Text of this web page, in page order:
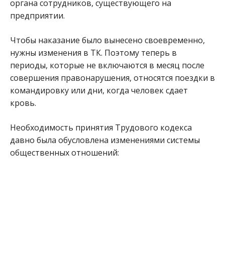
органа сотрудников, существующего на
предприятии.
Чтобы наказание было вынесено своевременно,
нужны изменения в ТК. Поэтому теперь в
периоды, которые не включаются в месяц после
совершения правонарушения, относятся поездки в
командировку или дни, когда человек сдает
кровь.
Необходимость принятия Трудового кодекса
давно была обусловлена изменениями системы
общественных отношений: